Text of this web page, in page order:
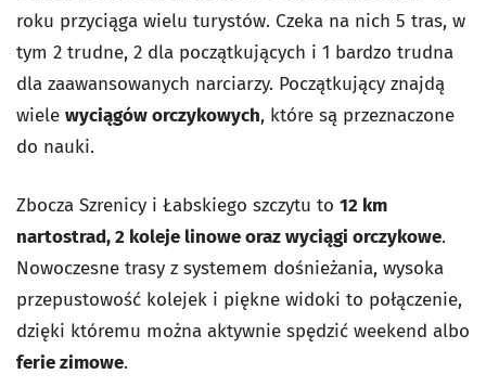
roku przyciąga wielu turystów. Czeka na nich 5 tras, w
tym 2 trudne, 2 dla początkujących i 1 bardzo trudna
dla zaawansowanych narciarzy. Początkujący znajdą
wiele wyciągów orczykowych, które są przeznaczone
do nauki.
Zbocza Szrenicy i Łabskiego szczytu to 12 km
nartostrad, 2 koleje linowe oraz wyciągi orczykowe.
Nowoczesne trasy z systemem dośnieżania, wysoka
przepustowość kolejek i piękne widoki to połączenie,
dzięki któremu można aktywnie spędzić weekend albo
ferie zimowe.